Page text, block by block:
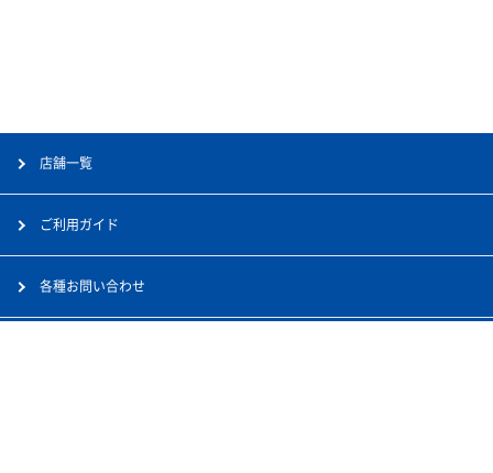
店舗一覧
ご利用ガイド
各種お問い合わせ